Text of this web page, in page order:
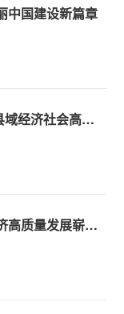
中国建设新篇章
加强干部作风建设，服务县域经济社会高质量发展
全面深化改革 谱写中国经济高质量发展崭新篇章